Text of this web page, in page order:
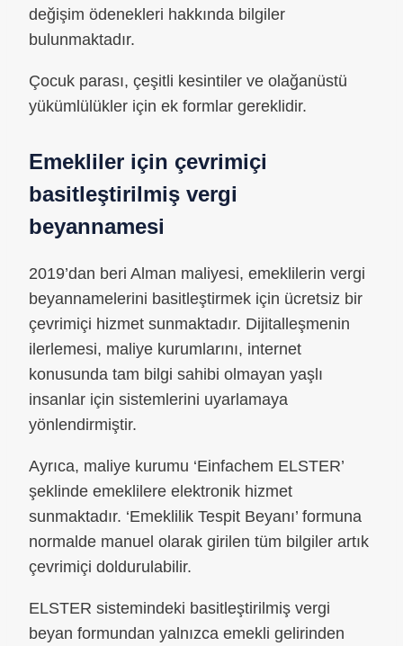
değişim ödenekleri hakkında bilgiler
bulunmaktadır.
Çocuk parası, çeşitli kesintiler ve olağanüstü
yükümlülükler için ek formlar gereklidir.
Emekliler için çevrimiçi
basitleştirilmiş vergi
beyannamesi
2019’dan beri Alman maliyesi, emeklilerin vergi
beyannamelerini basitleştirmek için ücretsiz bir
çevrimiçi hizmet sunmaktadır. Dijitalleşmenin
ilerlemesi, maliye kurumlarını, internet
konusunda tam bilgi sahibi olmayan yaşlı
insanlar için sistemlerini uyarlamaya
yönlendirmiştir.
Ayrıca, maliye kurumu ‘Einfachem ELSTER’
şeklinde emeklilere elektronik hizmet
sunmaktadır. ‘Emeklilik Tespit Beyanı’ formuna
normalde manuel olarak girilen tüm bilgiler artık
çevrimiçi doldurulabilir.
ELSTER sistemindeki basitleştirilmiş vergi
beyan formundan yalnızca emekli gelirinden